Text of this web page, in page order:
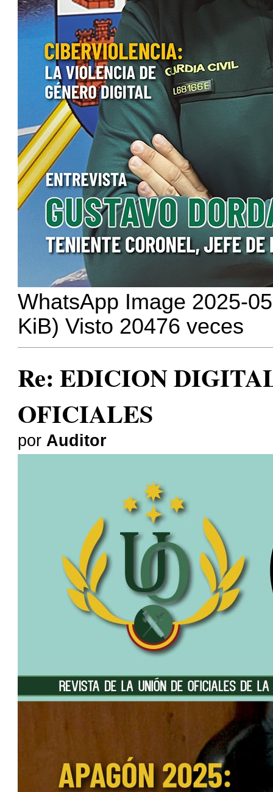
WhatsApp Image 2025-
KiB) Visto 20476 veces
Re: EDICION
OFICIALES
por Auditor